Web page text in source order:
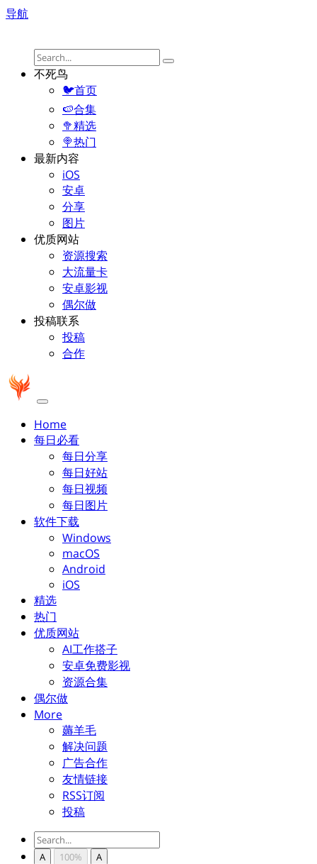
导航
不死鸟
🐦首页
🍉合集
🥦精选
🍭热门
最新内容
iOS
安卓
分享
图片
优质网站
资源搜索
大流量卡
安卓影视
偶尔做
投稿联系
投稿
合作
Home
每日必看
每日分享
每日好站
每日视频
每日图片
软件下载
Windows
macOS
Android
iOS
精选
热门
优质网站
AI工作搭子
安卓免费影视
资源合集
偶尔做
More
薅羊毛
解决问题
广告合作
友情链接
RSS订阅
投稿
A 100% A